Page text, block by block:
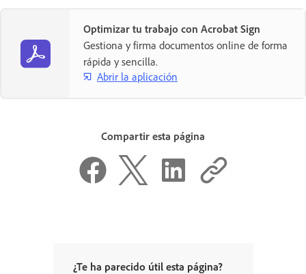
Optimizar tu trabajo con Acrobat Sign
Gestiona y firma documentos online de forma
rápida y sencilla.
Abrir la aplicación
Compartir esta página
¿Te ha parecido útil esta página?